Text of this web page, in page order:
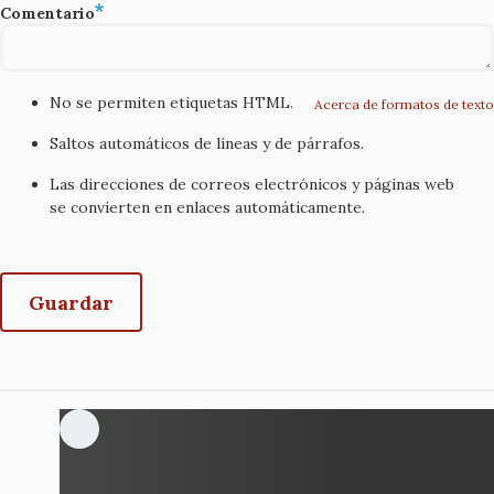
Comentario
Acerca de formatos de texto
No se permiten etiquetas HTML.
Saltos automáticos de líneas y de párrafos.
Las direcciones de correos electrónicos y páginas web
se convierten en enlaces automáticamente.